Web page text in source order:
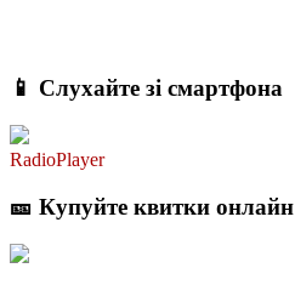
📱 Слухайте зі смартфона
RadioPlayer
🎫 Купуйте квитки онлайн